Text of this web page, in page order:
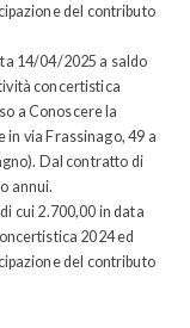
del contributo
14/04/2025 a saldo
concertistica
a Conoscere la
in via Frassinago, 49 a
Dal contratto di
annui.
cui 2.700,00 in data
2024 ed
del contributo